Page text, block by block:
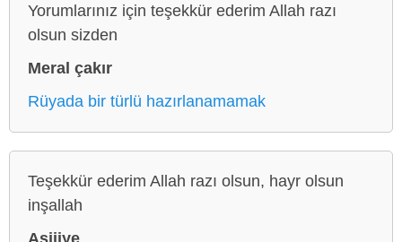
Yorumlarınız için teşekkür ederim Allah razı
olsun sizden
Meral çakır
Rüyada bir türlü hazırlanamamak
Teşekkür ederim Allah razı olsun, hayr olsun
inşallah
Asiiiye